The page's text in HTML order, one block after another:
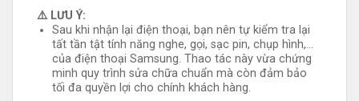
⚠️ LƯU Ý:
Sau khi nhận lại điện thoại, bạn nên tự kiểm tra lại
tất tần tật tính năng nghe, gọi, sạc pin, chụp hình,…
của điện thoại Samsung. Thao tác này vừa chứng
minh quy trình sửa chữa chuẩn mà còn đảm bảo
tối đa quyền lợi cho chính khách hàng.